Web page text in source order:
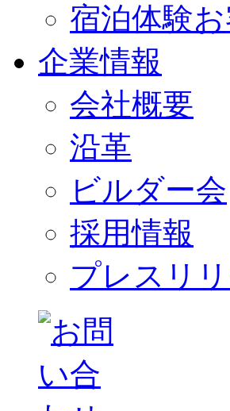
宿泊体験
企業情報
会社概要
沿革
ビルダー会
採用情報
プレスリ